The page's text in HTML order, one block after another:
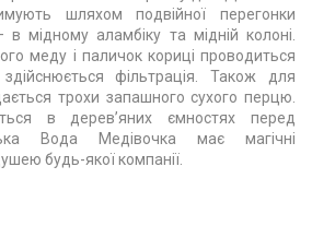
шляхом подвійної перегонки
мідному аламбіку та мідній колоні.
меду і паличок кориці проводиться
фільтрація. Також для
трохи запашного сухого перцю.
в дерев’яних ємностях перед
Вода Медівочка має магічні
будь-якої компанії.